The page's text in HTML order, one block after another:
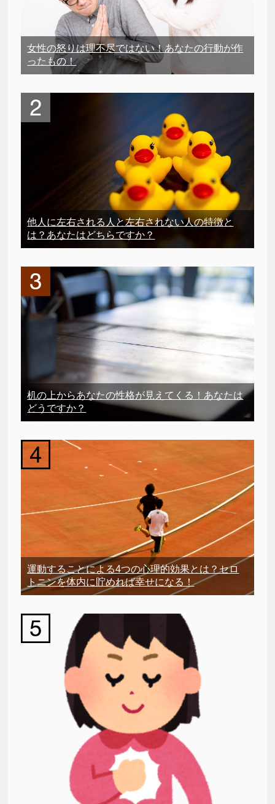
女性の怒りは理不尽ではない！あなたの行動が作
ったもの！
他人に左右される人と左右されない人の特徴と
は？あなたはどちらですか？
机の上からあなたの性格が見えてくる！あなたは
どうですか？
運動することによる4つの心理的効果とは？セロ
トニンを体内に貯めれば幸せになる！